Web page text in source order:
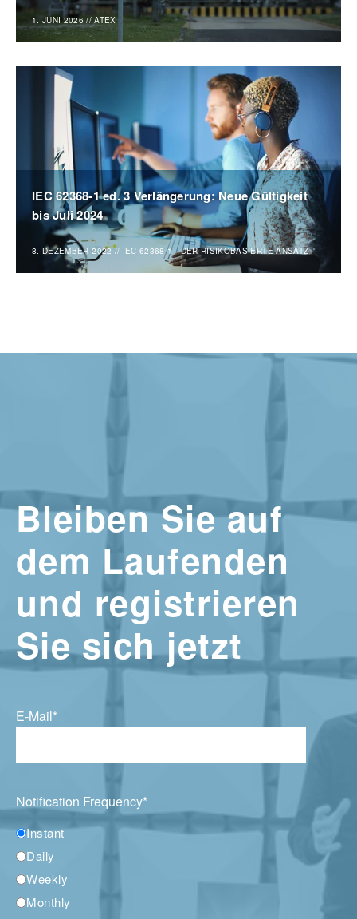
1. JUNI 2026 //ATEX
IEC 62368-1 ed. 3 Verlängerung: Neue Gültigkeit
bis Juli 2024
8. DEZEMBER 2022 // IEC 62368-1 - DER RISIKOBASIERTE ANSATZ
Bleiben Sie auf
dem Laufenden
und registrieren
Sie sich jetzt
E-Mail*
Notification Frequency*
Instant
Daily
Weekly
Monthly